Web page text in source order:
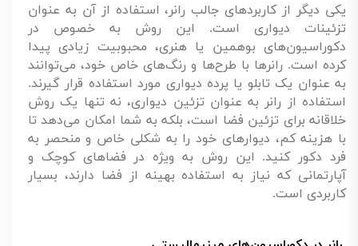
یکی دیگر از کاربردهای جالب رانر، استفاده از آن به عنوان
تزئینات دیواری است. این روش به خصوص در
دکوراسیون‌های بوهمین یا هنری، محبوبیت زیادی پیدا
کرده است. رانرها با طرح‌ها و رنگ‌های خاص خود، می‌توانند
به عنوان یک تابلو یا پرده دیواری مورد استفاده قرار گیرند.
استفاده از رانر به عنوان تزئین دیواری، نه تنها یک روش
خلاقانه برای تزئین فضا است، بلکه به شما امکان می‌دهد تا
با هزینه کم، دیوارهای خود را به شکلی خاص و منحصر به
فرد دکور کنید. این روش به ویژه در فضاهای کوچک و
آپارتمانی که نیاز به استفاده بهینه از فضا دارند، بسیار
کاربردی است.